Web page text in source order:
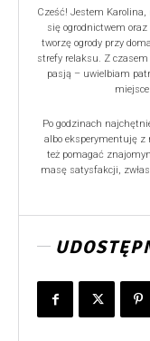
Cześć! Jestem
się ogrodnictwem
tworzę ogrody przy
strefy relaksu. Z czasem
pasją – uwielbiam
Po godzinach
albo eksperymentuję
też pomagać
masę satysfakcji,